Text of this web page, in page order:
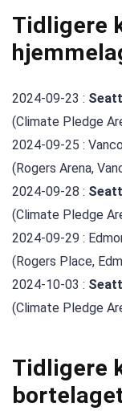
Tidligere
2024-09-23 :
(Climate Pledge
2024-09-25 :
(Rogers Arena,
2024-09-28 :
(Climate Pledge
2024-09-29 :
(Rogers Place,
2024-10-03 :
(Climate Pledge
Tidligere